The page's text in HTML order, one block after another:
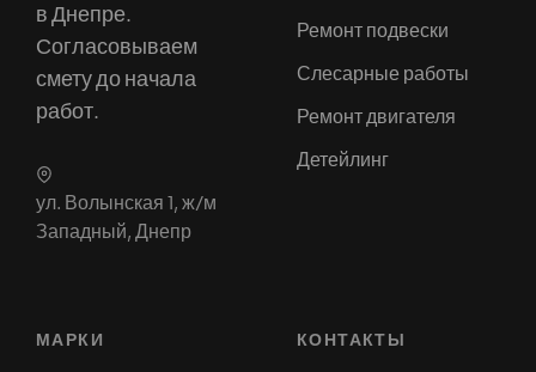
в Днепре.
Согласовываем
смету до начала
работ.
ул. Волынская 1, ж/м
Западный, Днепр
Ремонт подвески
Слесарные работы
Ремонт двигателя
Детейлинг
МАРКИ КОНТАКТЫ